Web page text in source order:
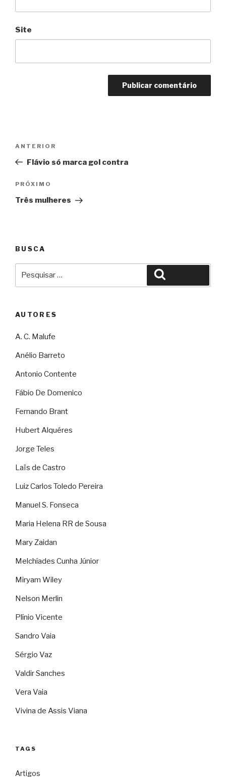
Site
Post
Anterior
ANTERIOR
Flávio só marca gol contra
Próximo
PRÓXIMO
Três mulheres
BUSCA
AUTORES
A. C. Malufe
Anélio Barreto
Antonio Contente
Fábio De Domenico
Fernando Brant
Hubert Alquéres
Jorge Teles
Laïs de Castro
Luiz Carlos Toledo Pereira
Manuel S. Fonseca
Maria Helena RR de Sousa
Mary Zaidan
Melchíades Cunha Júnior
Miryam Wiley
Nelson Merlin
Plínio Vicente
Sandro Vaia
Sérgio Vaz
Valdir Sanches
Vera Vaia
Vivina de Assis Viana
TAGS
Artigos